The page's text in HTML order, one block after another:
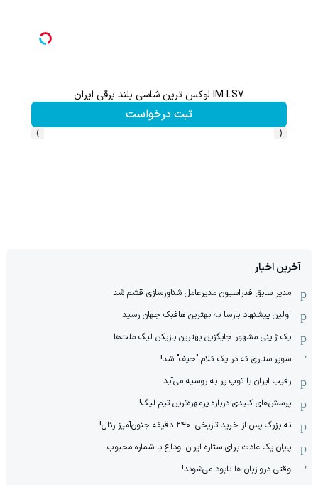
IM LS7 لوکس ترین شاسی بلند برقی ایران
ثبت درخواست
‹
›
آخرین اخبار
مدیر سابق فدراسیون مدیرعامل شناورسازی قشم شد
اولین پیشنهاد بارسا به بهترین هافبک جهان رسید
یک ژاپنی مشهور جایگزین بهترین بازیکن لیگ ملت‌ها
سوپراستاری که در یک کلام "حیف" شد!
رقیب ایران با توپ پر به روسیه می‌آید
پرسش‌های کلیدی درباره پرمهره‌ترین تیم لیگ!
نه بزرگ پس از خرید تاریخی: ۲۴۰ دقیقه جنون‌آمیز رئال!
پایان یک عادت برای ستاره ایران: وداع با شماره محبوب
وقتی دروازبان ها نابود می‌شوند!